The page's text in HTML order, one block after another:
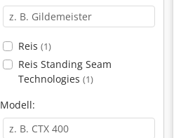
Reis (1)
Reis Standing Seam
Technologies (1)
Modell: